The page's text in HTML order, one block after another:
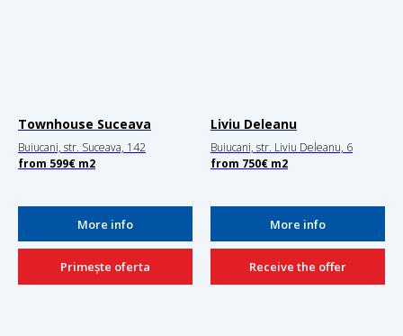
Townhouse Suceava
Buiucani, str. Suceava, 142
from 599€ m2
More info
Primește oferta
Liviu Deleanu
Buiucani, str. Liviu Deleanu, 6
from 750€ m2
More info
Receive the offer